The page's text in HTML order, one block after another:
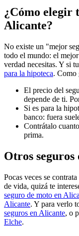
¿Cómo elegir
Alicante?
No existe un "mejor
todo el mundo: el
verdad necesitas. Y si
para la hipoteca. Como
El precio del
depende de ti.
Si es para la
banco: fuera
Contrátalo
prima.
Otros
Pocas veces se
de vida, quizá te
seguro de moto en
Alicante. Y para verlo
seguros en Alicante, o
Elche.